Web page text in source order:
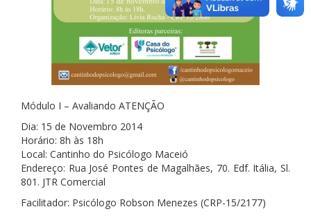
Módulo I – Avaliando ATENÇÃO
Dia: 15 de Novembro 2014
Horário: 8h às 18h
Local: Cantinho do Psicólogo Maceió
Endereço: Rua José Pontes de Magalhães, 70. Edf. Itália, Sl.
801. JTR Comercial
Facilitador: Psicólogo Robson Menezes (CRP-15/2177)